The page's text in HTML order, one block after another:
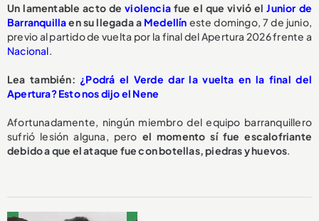
Un lamentable acto deviolencia fue el que vivió elJunior de
Barranquillaen su llegada a Medellín este domingo, 7 de junio,
previo al partido de vuelta por la final del Apertura 2026 frente a
Nacional.
Lea también: ¿Podrá el Verde dar la vuelta en la final del
Apertura? Esto nos dijo el Nene
Afortunadamente, ningún miembro del equipo barranquillero
sufrió lesión alguna, pero el momento sí fue escalofriante
debido a que el ataque fue con botellas, piedras y huevos.